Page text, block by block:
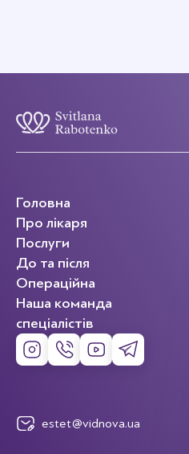
Головна
Про лікаря
Послуги
До та після
Операційна
Наша команда
спеціалістів
estet@vidnova.ua